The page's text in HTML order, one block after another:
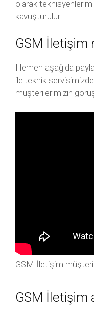
olarak
kavuşturulur.
GSM İletişim
Hemen aşağıda
ile teknik
müşterilerimizin
GSM İletişim müşteri
GSM İletişim